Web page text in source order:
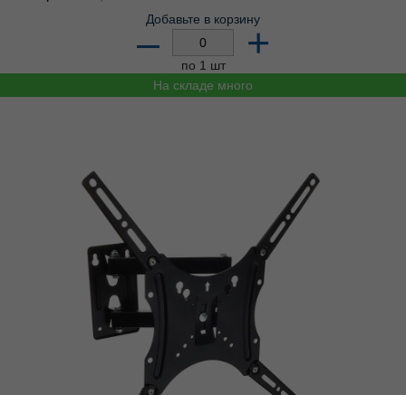
Добавьте в корзину
– +
по 1 шт
На складе много